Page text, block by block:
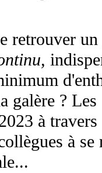
retrouver un
galère ? Les
à travers
à se